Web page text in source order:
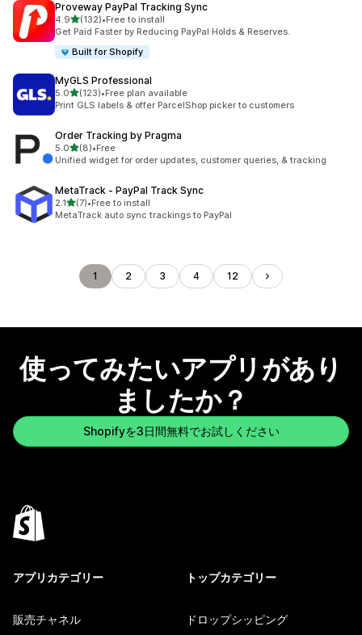
Proveway PayPal Tracking Sync
4.95つ星中
(132)
合計レビュー数：132件
•Free to install
Get Paid Faster by Reducing PayPal Holds & Reserves.
Built for Shopify
MyGLS Professional
5.05つ星中
(123)
合計レビュー数：123件
•Free plan available
Print GLS labels & offer ParcelShop picker to customers
Order Tracking by Pragma
5.05つ星中
(8)
合計レビュー数：8件
•Free
Unified widget for order updates, customer queries, & tracking
MetaTrack ‑ PayPal Track Sync
2.15つ星中
(7)
合計レビュー数：7件
•Free to install
MetaTrack auto sync trackings to PayPal
1 2 3 4 12
使ってみたいアプリがあり
ましたか？
Shopifyを3日間無料でお試しください
アプリカテゴリー
販売チャネル
トップカテゴリー
ドロップシッピング